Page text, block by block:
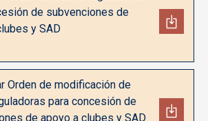
de subvenciones de
y SAD
Orden de modificación de
para concesión de
de apoyo a clubes y SAD